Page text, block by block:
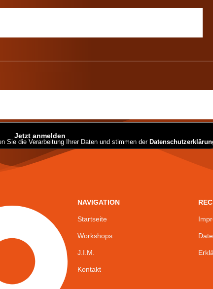
Jetzt anmelden
Sie die Verarbeitung Ihrer Daten und stimmen der
NAVIGATION
Startseite
Workshops
J.I.M.
Kontakt